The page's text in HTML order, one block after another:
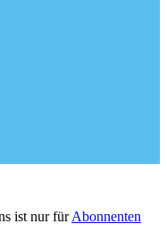
ist nur fürAbonnenten